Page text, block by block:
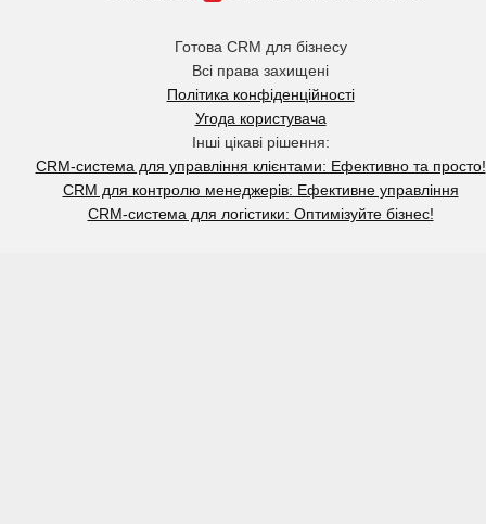
Готова CRM для бізнесу
Всі права захищені
Політика конфіденційності
Угода користувача
Інші цікаві рішення:
CRM-система для управління клієнтами: Ефективно та просто!
CRM для контролю менеджерів: Ефективне управління
CRM-система для логістики: Оптимізуйте бізнес!